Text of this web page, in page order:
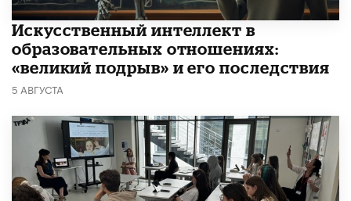
​Искусственный интеллект в
образовательных отношениях:
«великий подрыв» и его последствия
5 АВГУСТА